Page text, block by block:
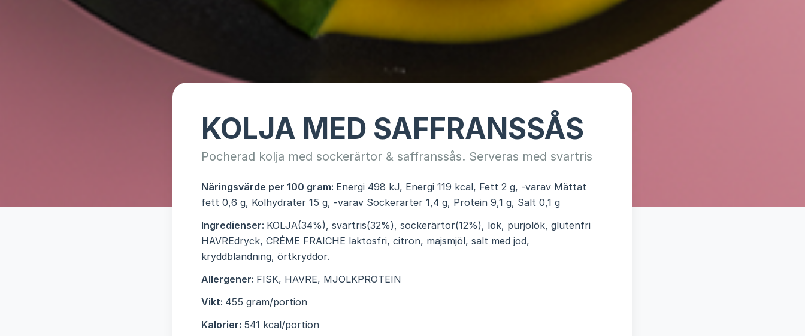
KOLJA MED SAFFRANSSÅS
Pocherad kolja med sockerärtor & saffranssås. Serveras med svartris
Näringsvärde per 100 gram: Energi 498 kJ, Energi 119 kcal, Fett 2 g, -varav Mättat
fett 0,6 g, Kolhydrater 15 g, -varav Sockerarter 1,4 g, Protein 9,1 g, Salt 0,1 g
Ingredienser: KOLJA(34%), svartris(32%), sockerärtor(12%), lök, purjolök, glutenfri
HAVREdryck, CRÉME FRAICHE laktosfri, citron, majsmjöl, salt med jod,
kryddblandning, örtkryddor.
Allergener: FISK, HAVRE, MJÖLKPROTEIN
Vikt: 455 gram/portion
Kalorier: 541 kcal/portion